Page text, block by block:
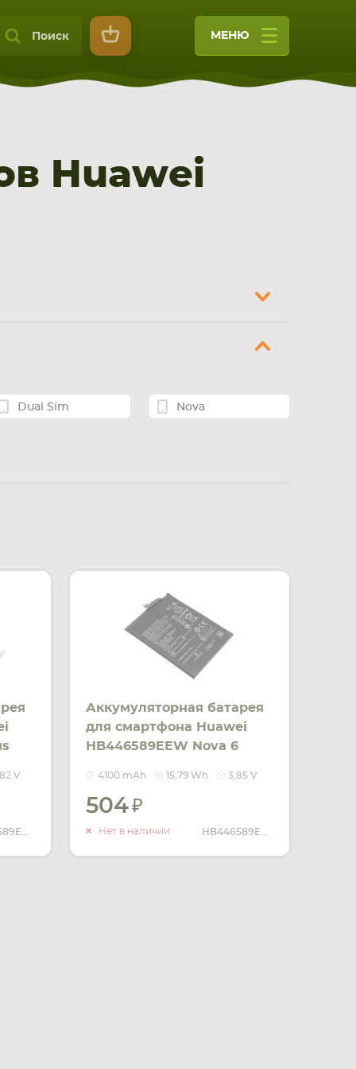
Поиск МЕНЮ
Huawei
Dual Sim Nova
V
Аккумуляторная батарея
для смартфона Huawei
HB446589EEW Nova 6
4100 mAh 15,79 Wh 3,85 V
504
Нет в наличии
О НАЛИЧИИ